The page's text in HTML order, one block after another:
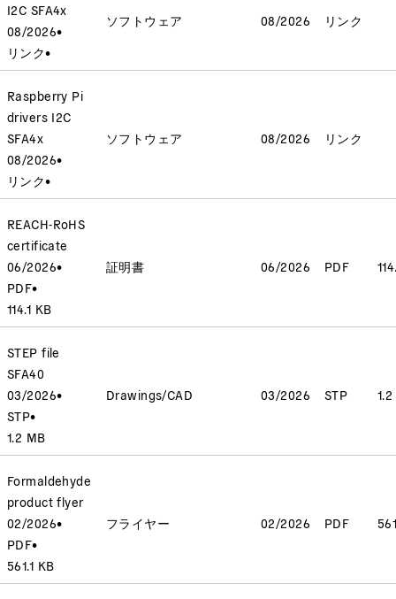
I2C SFA4x
08/2026•
リンク•
ソフトウェア 08/2026 リンク
Raspberry Pi
drivers I2C
SFA4x
08/2026•
リンク•
ソフトウェア 08/2026 リンク
REACH-RoHS
certificate
06/2026•
PDF•
114.1 KB
証明書 06/2026 PDF
STEP file
SFA40
03/2026•
STP•
1.2 MB
Drawings/CAD 03/2026 STP
Formaldehyde
product flyer
02/2026•
PDF•
561.1 KB
フライヤー 02/2026 PDF